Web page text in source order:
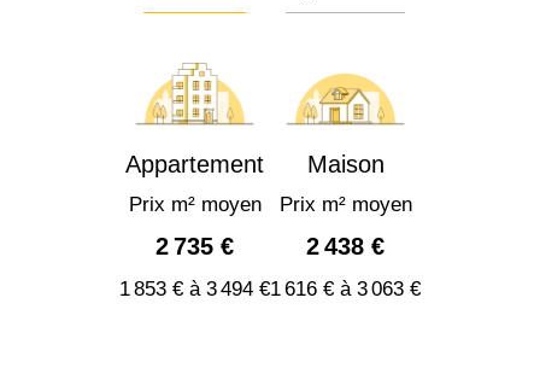
Appartement
Prix m² moyen
2 735 €
1 853 € à 3 494 €
Maison
Prix m² moyen
2 438 €
1 616 € à 3 063 €